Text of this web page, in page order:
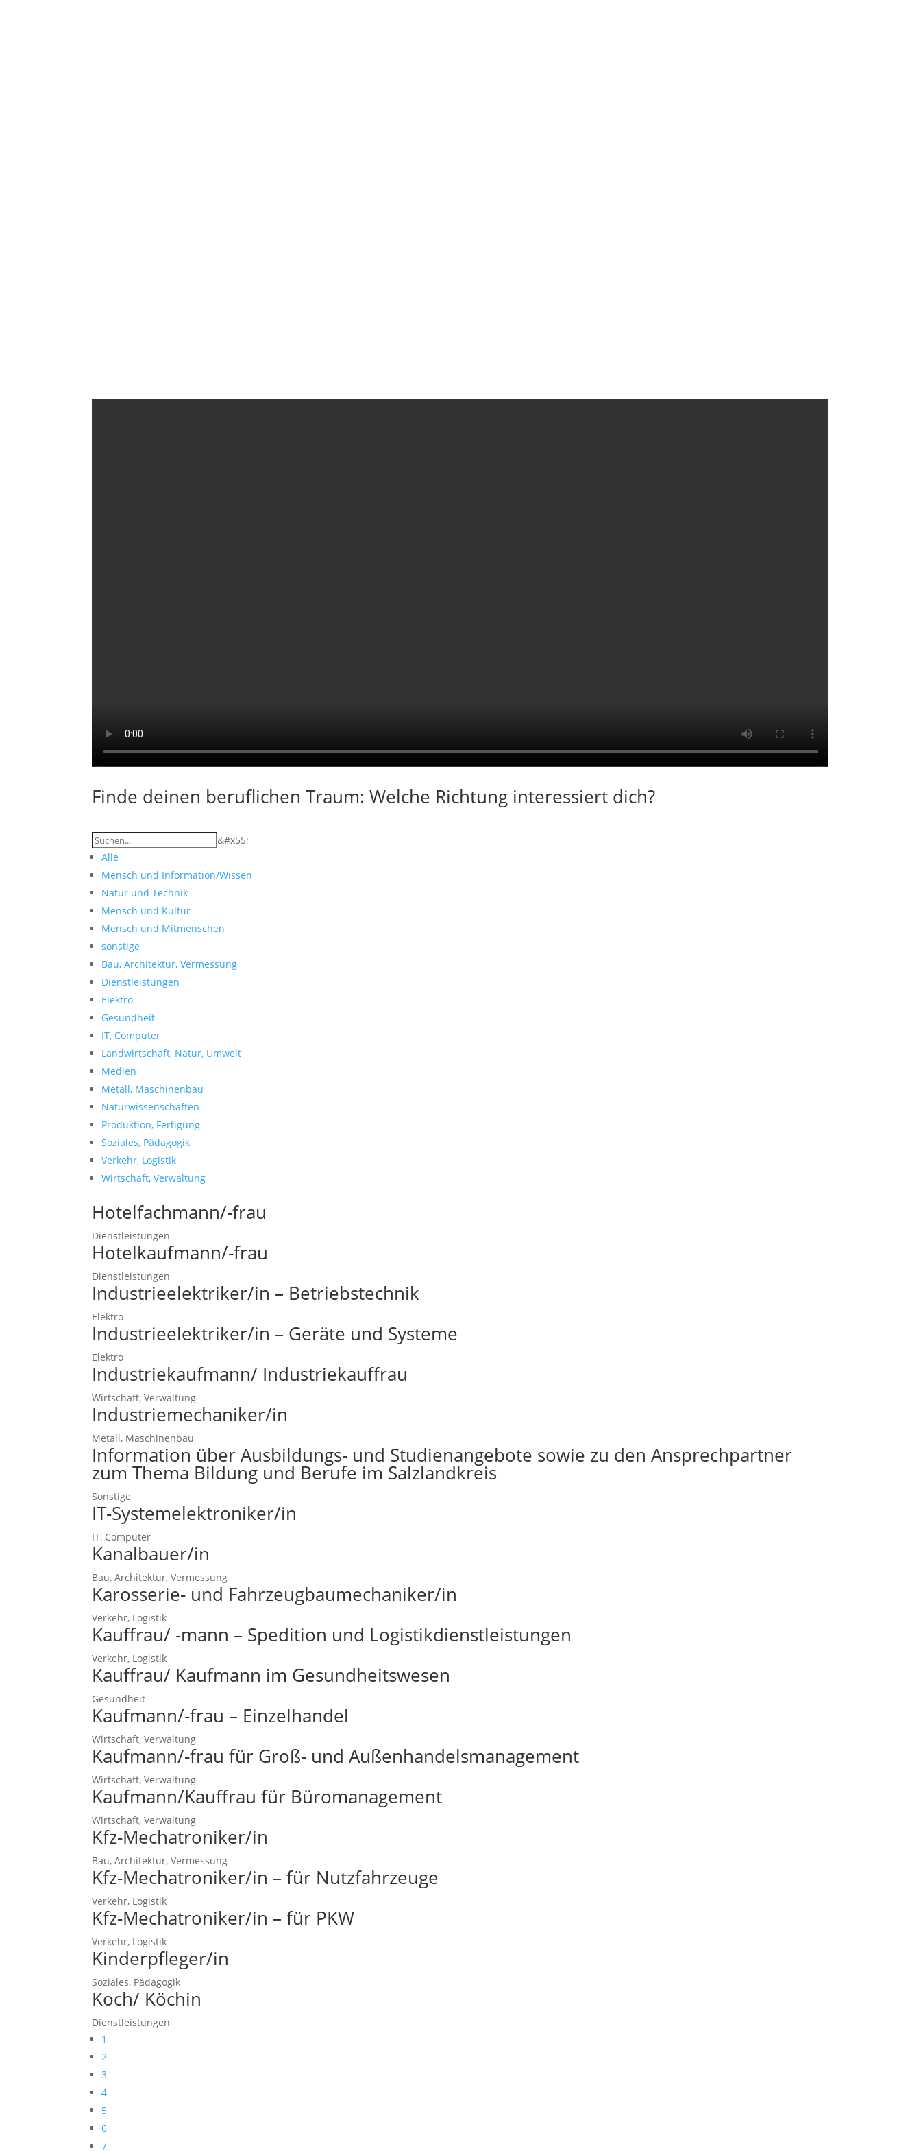
Finde deinen beruflichen Traum: Welche Richtung interessiert dich?
&#x55;
Alle
Mensch und Information/Wissen
Natur und Technik
Mensch und Kultur
Mensch und Mitmenschen
sonstige
Bau, Architektur, Vermessung
Dienstleistungen
Elektro
Gesundheit
IT, Computer
Landwirtschaft, Natur, Umwelt
Medien
Metall, Maschinenbau
Naturwissenschaften
Produktion, Fertigung
Soziales, Pädagogik
Verkehr, Logistik
Wirtschaft, Verwaltung
Hotelfachmann/-frau
Dienstleistungen
Hotelkaufmann/-frau
Dienstleistungen
Industrieelektriker/in – Betriebstechnik
Elektro
Industrieelektriker/in – Geräte und Systeme
Elektro
Industriekaufmann/ Industriekauffrau
Wirtschaft, Verwaltung
Industriemechaniker/in
Metall, Maschinenbau
Information über Ausbildungs- und Studienangebote sowie zu den Ansprechpartner
zum Thema Bildung und Berufe im Salzlandkreis
Sonstige
IT-Systemelektroniker/in
IT, Computer
Kanalbauer/in
Bau, Architektur, Vermessung
Karosserie- und Fahrzeugbaumechaniker/in
Verkehr, Logistik
Kauffrau/ -mann – Spedition und Logistikdienstleistungen
Verkehr, Logistik
Kauffrau/ Kaufmann im Gesundheitswesen
Gesundheit
Kaufmann/-frau – Einzelhandel
Wirtschaft, Verwaltung
Kaufmann/-frau für Groß- und Außenhandelsmanagement
Wirtschaft, Verwaltung
Kaufmann/Kauffrau für Büromanagement
Wirtschaft, Verwaltung
Kfz-Mechatroniker/in
Bau, Architektur, Vermessung
Kfz-Mechatroniker/in – für Nutzfahrzeuge
Verkehr, Logistik
Kfz-Mechatroniker/in – für PKW
Verkehr, Logistik
Kinderpfleger/in
Soziales, Pädagogik
Koch/ Köchin
Dienstleistungen
1
2
3
4
5
6
7